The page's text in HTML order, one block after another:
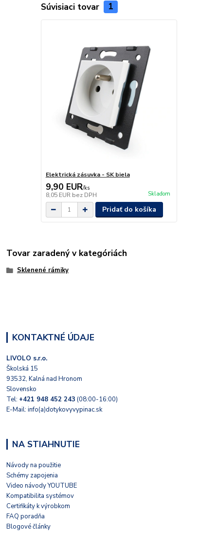
Súvisiaci tovar 1
Elektrická zásuvka - SK biela
9,90 EUR/ks
8,05 EUR bez DPH Skladom
Pridať do košíka
Tovar zaradený v kategóriách
Sklenené rámiky
KONTAKTNÉ ÚDAJE
LIVOLO s.r.o.
Školská 15
93532, Kalná nad Hronom
Slovensko
Tel: +421 948 452 243 (08:00-16:00)
E-Mail: info(a)dotykovyvypinac.sk
NA STIAHNUTIE
Návody na použitie
Schémy zapojenia
Video návody YOUTUBE
Kompatibilita systémov
Certifikáty k výrobkom
FAQ poradňa
Blogové články